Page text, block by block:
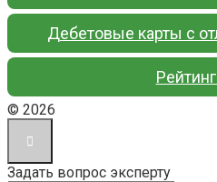
Дебетовые карты с
© 2026
Задать вопрос эксперту